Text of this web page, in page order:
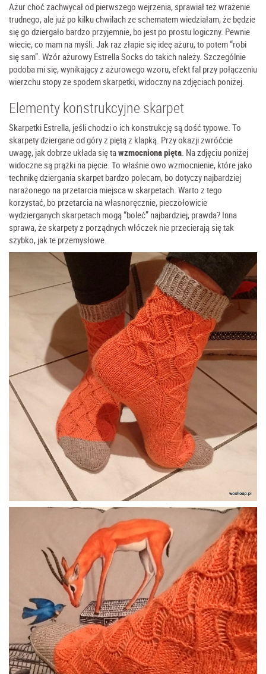
Ażur choć zachwycał od pierwszego wejrzenia, sprawiał też wrażenie
trudnego, ale już po kilku chwilach ze schematem wiedziałam, że będzie
się go dziergało bardzo przyjemnie, bo jest po prostu logiczny. Pewnie
wiecie, co mam na myśli. Jak raz złapie się ideę ażuru, to potem “robi
się sam”. Wzór ażurowy Estrella Socks do takich należy. Szczególnie
podoba mi się, wynikający z ażurowego wzoru, efekt fal przy połączeniu
wierzchu stopy ze spodem skarpetki, widoczny na zdjęciach poniżej.
Elementy konstrukcyjne skarpet
Skarpetki Estrella, jeśli chodzi o ich konstrukcję są dość typowe. To
skarpety dziergane od góry z piętą z klapką. Przy okazji zwróćcie
uwagę, jak dobrze układa się tawzmocniona pięta. Na zdjęciu poniżej
widoczne są prążki na pięcie. To właśnie owo wzmocnienie, które jako
technikę dziergania skarpet bardzo polecam, bo dotyczy najbardziej
narażonego na przetarcia miejsca w skarpetach. Warto z tego
korzystać, bo przetarcia na własnoręcznie, pieczołowicie
wydzierganych skarpetach mogą “boleć” najbardziej, prawda? Inna
sprawa, że skarpety z porządnych włóczek nie przecierają się tak
szybko, jak te przemysłowe.